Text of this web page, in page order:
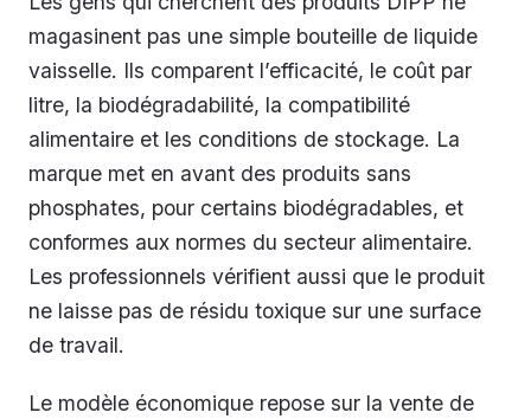
magasinent pas une simple bouteille de liquide
vaisselle. Ils comparent l’efficacité, le coût par
litre, la biodégradabilité, la compatibilité
alimentaire et les conditions de stockage. La
marque met en avant des produits sans
phosphates, pour certains biodégradables, et
conformes aux normes du secteur alimentaire.
Les professionnels vérifient aussi que le produit
ne laisse pas de résidu toxique sur une surface
de travail.
Le modèle économique repose sur la vente de